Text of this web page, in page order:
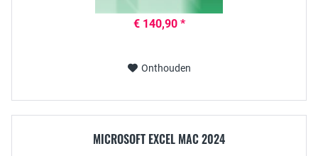
€ 140,90 *
Onthouden
MICROSOFT EXCEL MAC 2024